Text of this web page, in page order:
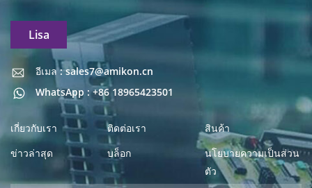
Lisa
อีเมล : sales7@amikon.cn
WhatsApp : +86 18965423501
อีเมล : sales7@amikon.cn
เกี่ยวกับเรา ติดต่อเรา
สินค้า
ข่าวล่าสุด
บล็อก
นโยบายความเป็นส่วน
ตัว